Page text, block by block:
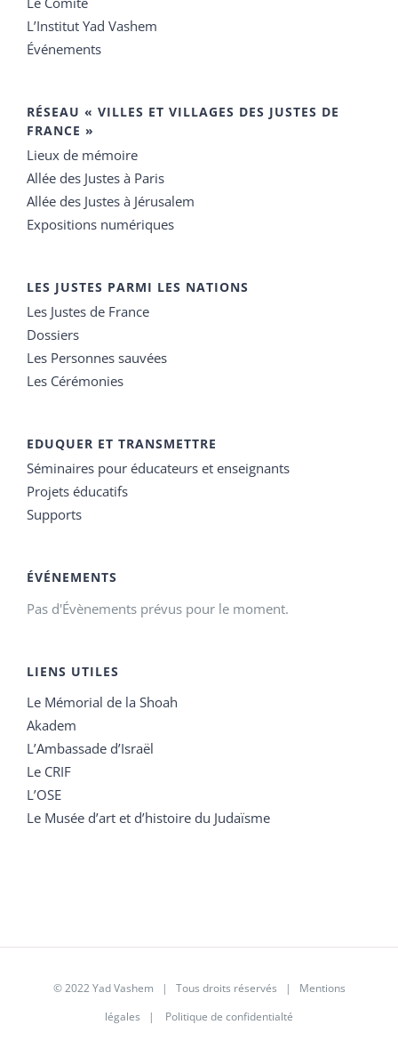
L’Institut Yad Vashem
Événements
RÉSEAU « VILLES ET VILLAGES DES JUSTES DE
FRANCE »
Lieux de mémoire
Allée des Justes à Paris
Allée des Justes à Jérusalem
Expositions numériques
LES JUSTES PARMI LES NATIONS
Les Justes de France
Dossiers
Les Personnes sauvées
Les Cérémonies
EDUQUER ET TRANSMETTRE
Séminaires pour éducateurs et enseignants
Projets éducatifs
Supports
ÉVÉNEMENTS
Pas d'Évènements prévus pour le moment.
LIENS UTILES
Le Mémorial de la Shoah
Akadem
L’Ambassade d’Israël
Le CRIF
L’OSE
Le Musée d’art et d’histoire du Judaïsme
© 2022 Yad Vashem | Tous droits réservés | Mentions
légales | Politique de confidentialté